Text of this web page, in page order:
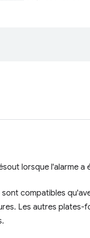
lorsque l'alarme a
compatibles
Les autres plates-